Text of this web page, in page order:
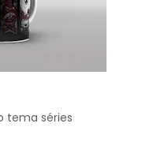
tema séries